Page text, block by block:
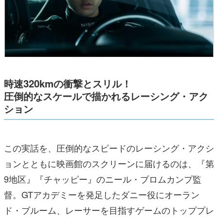
時速320kmの衝撃とスリル！
圧倒的なスケールで描かれるレーシング・アク
ション
この実話を、圧倒的なスピードのレーシング・アクシ
ョンとともに映画館のスクリーンに届けるのは、『第
9地区』『チャッピー』のニール・ブロムカンプ監
督。GTアカデミーを発足したダニー役にオーラン
ド・ブルーム、レーサーを目指すゲームのトッププレ